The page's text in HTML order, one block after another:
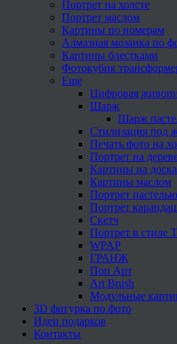
Портрет на холсте
Портрет маслом
Картины по номерам
Алмазная мозаика по
Картины блестками
Фотокубик
Еще
Цифровая
Шарж
Шарж
Стилизация под
Печать фото на
Портрет на
Картины на
Картины маслом
Портрет пастелью
Портрет
Скетч
Портрет в стиле
WPAP
ГРАНЖ
Поп Арт
Art Brush
Модульные
3D фигурка по фото
Идеи подарков
Контакты